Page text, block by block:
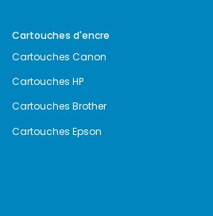
Cartouches d'encre
Cartouches Canon
Cartouches HP
Cartouches Brother
Cartouches Epson